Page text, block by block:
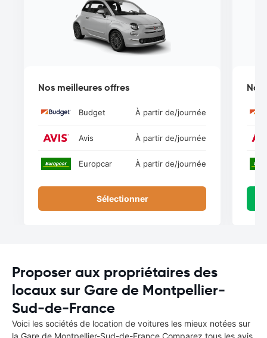
Nos meilleures offres
Budget À partir de/journée
Avis À partir de/journée
Europcar À partir de/journée
Sélectionner
Nos
Proposer aux propriétaires des
locaux sur Gare de Montpellier-
Sud-de-France
Voici les sociétés de location de voitures les mieux notées sur
la Gare de Montpellier-Sud-de-France Comparez tous les avis